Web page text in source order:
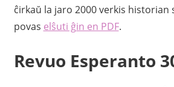
ĉirkaŭ la jaro 2000 verkis historian
povas elŝuti ĝin en PDF.
Revuo Esperanto